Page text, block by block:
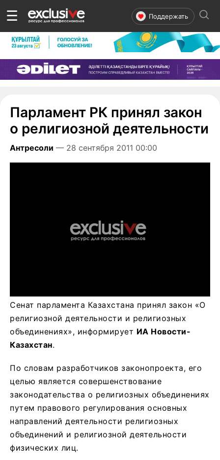
☰ Поддержать
Парламент РК принял закон
о религиозной деятельности
Антресоли — 28 сентября 2011 00:00
Сенат парламента Казахстана принял закон «О
религиозной деятельности и религиозных
объединениях», информирует ИА Новости-
Казахстан.
По словам разработчиков законопроекта, его
целью является совершенствование
законодательства о религиозных объединениях
путем правового регулирования основных
направлений деятельности религиозных
объединений и религиозной деятельности
физических лиц.